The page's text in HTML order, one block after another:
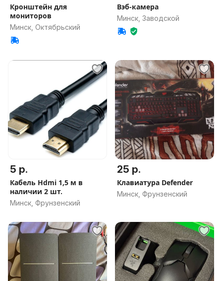
Кронштейн для
мониторов
Минск, Октябрьский
Вэб-камера
Минск, Заводской
5 р.
Кабель Hdmi 1,5 м в
наличии 2 шт.
Минск, Фрунзенский
25 р.
Клавиатура Defender
Минск, Фрунзенский